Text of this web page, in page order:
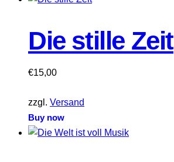
Die stille Zeit
€15,00
zzgl. Versand
Buy now